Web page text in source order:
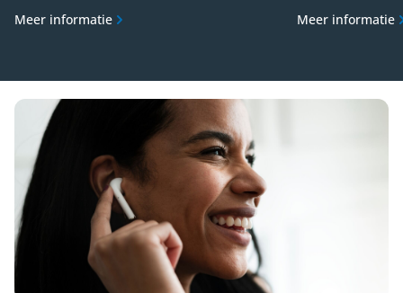
Meer informatie Meer informatie